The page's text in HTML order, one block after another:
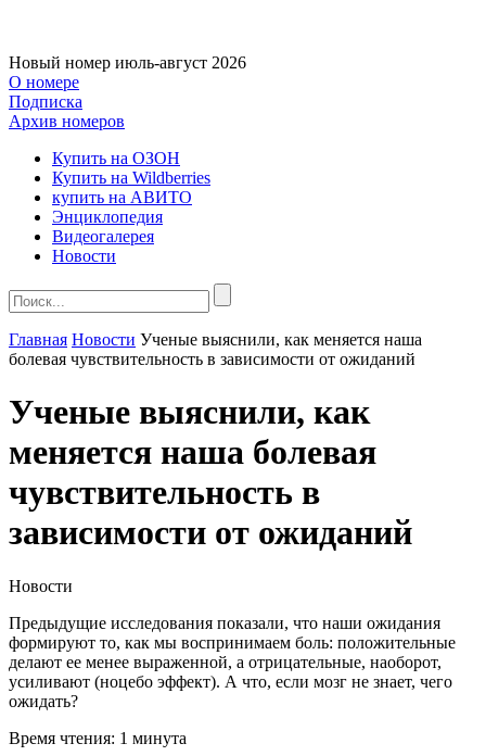
Новый номер июль-август 2026
О номере
Подписка
Архив номеров
Купить на ОЗОН
Купить на Wildberries
купить на АВИТО
Энциклопедия
Видеогалерея
Новости
Главная Новости Ученые выяснили, как меняется наша
болевая чувствительность в зависимости от ожиданий
Ученые выяснили, как
меняется наша болевая
чувствительность в
зависимости от ожиданий
Новости
Предыдущие исследования показали, что наши ожидания
формируют то, как мы воспринимаем боль: положительные
делают ее менее выраженной, а отрицательные, наоборот,
усиливают (ноцебо эффект). А что, если мозг не знает, чего
ожидать?
Время чтения: 1 минута